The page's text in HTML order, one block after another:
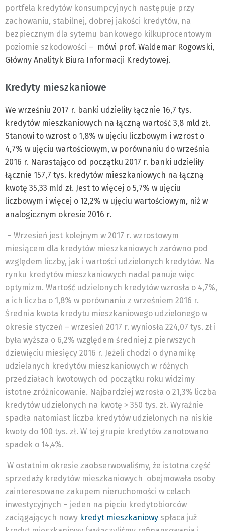
portfela kredytów konsumpcyjnych następuje przy
zachowaniu, stabilnej, dobrej jakości kredytów, na
bezpiecznym dla sytemu bankowego kilkuprocentowym
poziomie szkodowości – mówi prof. Waldemar Rogowski,
Główny Analityk Biura Informacji Kredytowej.
Kredyty mieszkaniowe
We wrześniu 2017 r. banki udzieliły łącznie 16,7 tys.
kredytów mieszkaniowych na łączną wartość 3,8 mld zł.
Stanowi to wzrost o 1,8% w ujęciu liczbowym i wzrost o
4,7% w ujęciu wartościowym, w porównaniu do września
2016 r. Narastająco od początku 2017 r. banki udzieliły
łącznie 157,7 tys. kredytów mieszkaniowych na łączną
kwotę 35,33 mld zł. Jest to więcej o 5,7% w ujęciu
liczbowym i więcej o 12,2% w ujęciu wartościowym, niż w
analogicznym okresie 2016 r.
– Wrzesień jest kolejnym w 2017 r. wzrostowym
miesiącem dla kredytów mieszkaniowych zarówno pod
względem liczby, jak i wartości udzielonych kredytów. Na
rynku kredytów mieszkaniowych nadal panuje więc
optymizm. Wartość udzielonych kredytów wzrosła o 4,7%,
a ich liczba o 1,8% w porównaniu z wrześniem 2016 r.
Średnia kwota kredytu mieszkaniowego udzielonego w
okresie styczeń – wrzesień 2017 r. wyniosła 224,07 tys. zł i
była wyższa o 6,2% względem średniej z pierwszych
dziewięciu miesięcy 2016 r. Jeżeli chodzi o dynamikę
udzielanych kredytów mieszkaniowych w różnych
przedziałach kwotowych od początku roku widzimy
istotne zróżnicowanie. Najbardziej wzrosła o 21,3% liczba
kredytów udzielonych na kwotę > 350 tys. zł. Wyraźnie
spadła natomiast liczba kredytów udzielonych na niskie
kwoty do 100 tys. zł. W tej grupie kredytów zanotowano
spadek o 14,4%.
W ostatnim okresie zaobserwowaliśmy, że istotna część
sprzedaży kredytów mieszkaniowych obejmowała osoby
zainteresowane zakupem nieruchomości w celach
inwestycyjnych – jeden na pięciu kredytobiorców
zaciągających nowy kredyt mieszkaniowy spłaca już